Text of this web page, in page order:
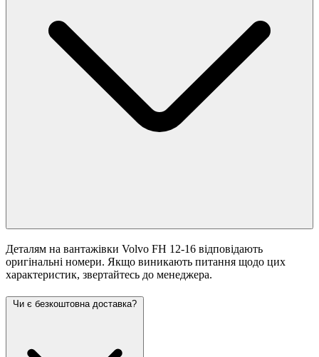
Деталям на вантажівки Volvo FH 12-16 відповідають
оригінальні номери. Якщо виникають питання щодо цих
характеристик, звертайтесь до менеджера.
Чи є безкоштовна доставка?